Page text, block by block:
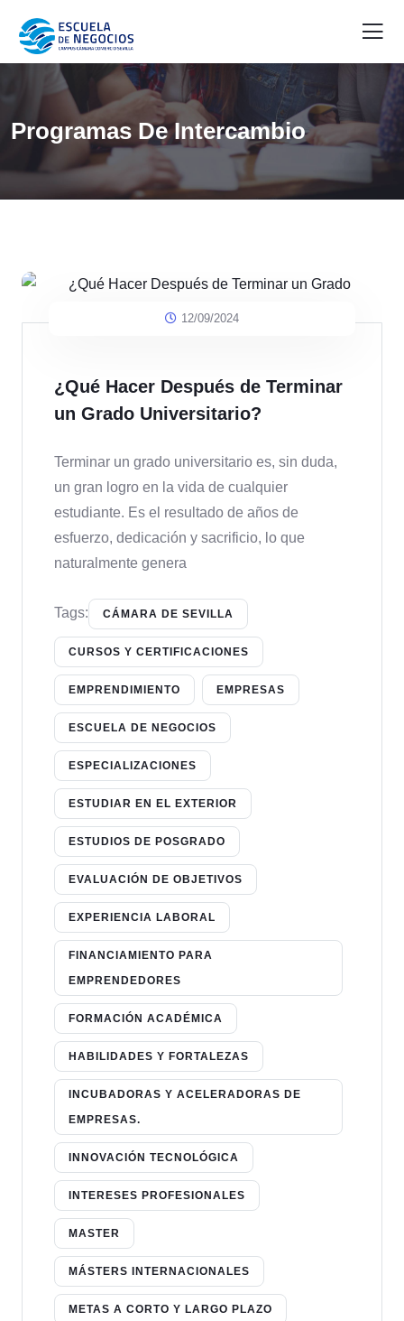
Programas De Intercambio
12/09/2024
¿Qué Hacer Después de Terminar
un Grado Universitario?
Terminar un grado universitario es, sin duda,
un gran logro en la vida de cualquier
estudiante. Es el resultado de años de
esfuerzo, dedicación y sacrificio, lo que
naturalmente genera
Tags: CÁMARA DE SEVILLA
CURSOS Y CERTIFICACIONES
EMPRENDIMIENTO EMPRESAS
ESCUELA DE NEGOCIOS
ESPECIALIZACIONES
ESTUDIAR EN EL EXTERIOR
ESTUDIOS DE POSGRADO
EVALUACIÓN DE OBJETIVOS
EXPERIENCIA LABORAL
FINANCIAMIENTO PARA
EMPRENDEDORES
FORMACIÓN ACADÉMICA
HABILIDADES Y FORTALEZAS
INCUBADORAS Y ACELERADORAS DE
EMPRESAS.
INNOVACIÓN TECNOLÓGICA
INTERESES PROFESIONALES
MASTER
MÁSTERS INTERNACIONALES
METAS A CORTO Y LARGO PLAZO